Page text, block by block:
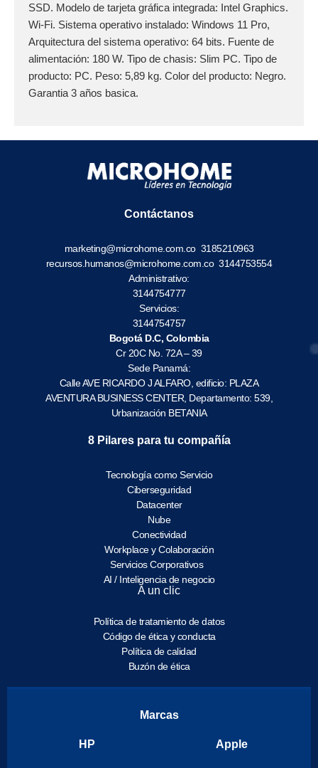
SSD. Modelo de tarjeta gráfica integrada: Intel Graphics.
Wi-Fi. Sistema operativo instalado: Windows 11 Pro,
Arquitectura del sistema operativo: 64 bits. Fuente de
alimentación: 180 W. Tipo de chasis: Slim PC. Tipo de
producto: PC. Peso: 5,89 kg. Color del producto: Negro.
Garantia 3 años basica.
Contáctanos
marketing@microhome.com.co 3185210963
recursos.humanos@microhome.com.co3144753554
Administrativo:
3144754777
Servicios:
3144754757
Bogotá D.C, Colombia
Cr 20C No. 72A – 39
Sede Panamá:
Calle AVE RICARDO J ALFARO, edificio: PLAZA
AVENTURA BUSINESS CENTER, Departamento: 539,
Urbanización BETANIA
8 Pilares para tu compañía
Tecnología como Servicio
Ciberseguridad
Datacenter
Nube
Conectividad
Workplace y Colaboración
Servicios Corporativos
AI / Inteligencia de negocio
A un clic
Política de tratamiento de datos
Código de ética y conducta
Política de calidad
Buzón de ética
Marcas
HP Apple